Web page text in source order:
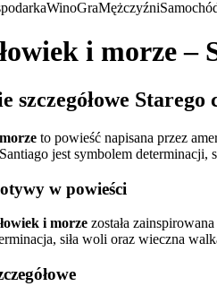
WinoGraMężczyźni
i morze –
szczegółowe
to powieść napisana przez
jest symbolem determinacji,
w powieści
i morze została
siła woli oraz wieczna